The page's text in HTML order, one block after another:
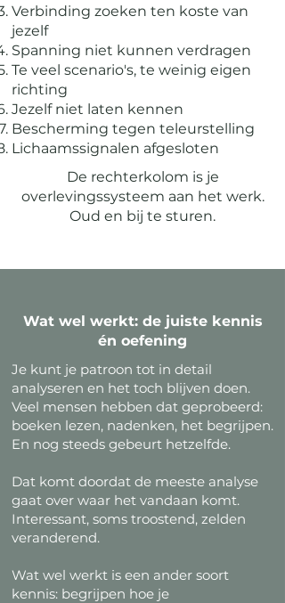
Verbinding zoeken ten koste van
jezelf
Spanning niet kunnen verdragen
Te veel scenario's, te weinig eigen
richting
Jezelf niet laten kennen
Bescherming tegen teleurstelling
Lichaamssignalen afgesloten
De rechterkolom is je
overlevingssysteem aan het werk.
Oud en bij te sturen.
Wat wel werkt: de juiste kennis
én oefening
Je kunt je patroon tot in detail
analyseren en het toch blijven doen.
Veel mensen hebben dat geprobeerd:
boeken lezen, nadenken, het begrijpen.
En nog steeds gebeurt hetzelfde.
Dat komt doordat de meeste analyse
gaat over waar het vandaan komt.
Interessant, soms troostend, zelden
veranderend.
Wat wel werkt is een ander soort
kennis: begrijpen hoe je